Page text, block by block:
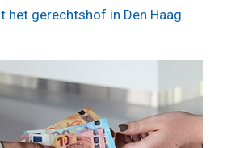
het gerechtshof in Den Haag